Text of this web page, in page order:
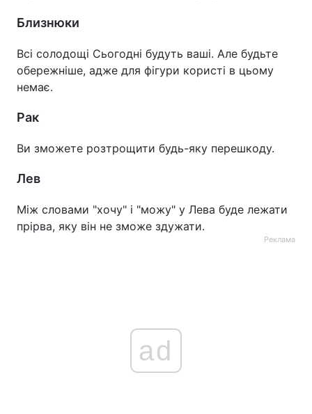
Послуги
Близнюки
Всі солодощі Сьогодні будуть ваші. Але будьте
обережніше, адже для фігури користі в цьому
немає.
Рак
Ви зможете розтрощити будь-яку перешкоду.
Лев
Між словами "хочу" і "можу" у Лева буде лежати
прірва, яку він не зможе здужати.
Реклама
ad